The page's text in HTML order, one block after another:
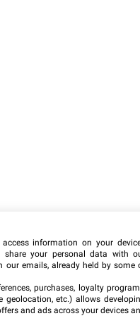
information on your
share your personal data with
our emails, already held by some
purchases, loyalty
geolocation, etc.) allows
and ads across your devices